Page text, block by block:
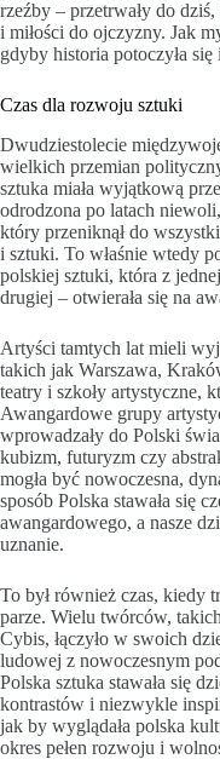
rzeźby – przetrwały do
i miłości do ojczyzny. Jak
gdyby historia potoczyła się
Czas dla rozwoju sztuki
Dwudziestolecie
wielkich przemian
sztuka miała wyjątkową
odrodzona po latach
który przeniknął do
i sztuki. To właśnie wtedy
polskiej sztuki, która z
drugiej – otwierała się na
Artyści tamtych lat mieli
takich jak Warszawa,
teatry i szkoły artystyczne,
Awangardowe grupy
wprowadzały do Polski
kubizm, futuryzm czy
mogła być nowoczesna,
sposób Polska stawała się
awangardowego, a nasze
uznanie.
To był również czas, kiedy
parze. Wielu twórców,
Cybis, łączyło w swoich
ludowej z nowoczesnym
Polska sztuka stawała się
kontrastów i niezwykle
jak by wyglądała polska
okres pełen rozwoju i